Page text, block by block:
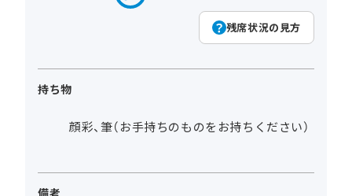
残席状況の見方
持ち物
顔彩、筆（お手持ちのものをお持ちください）